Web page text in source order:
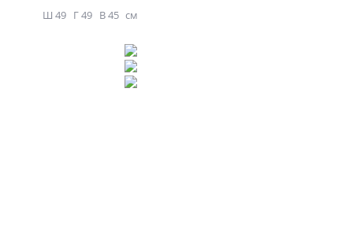
Ш 49 Г49 В45 см